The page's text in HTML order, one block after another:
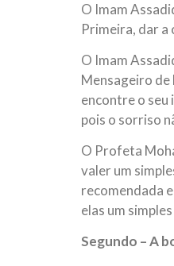
O Imam
Primeira, dar a
O Imam
Mensageiro de
encontre o seu
pois o sorriso
O Profeta
valer um
recomendada
elas um
Segundo – A